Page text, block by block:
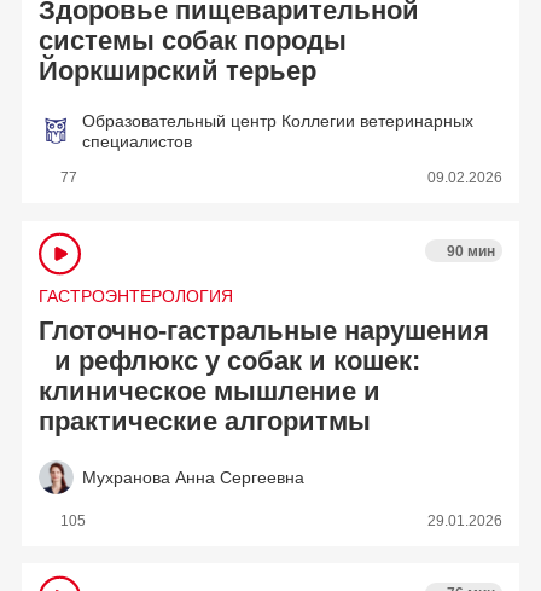
Здоровье пищеварительной
системы собак породы
Йоркширский терьер
Образовательный центр Коллегии ветеринарных
специалистов
77 09.02.2026
ГАСТРОЭНТЕРОЛОГИЯ
90 мин
Глоточно-гастральные нарушения
и рефлюкс у собак и кошек:
клиническое мышление и
практические алгоритмы
Мухранова Анна Сергеевна
105 29.01.2026